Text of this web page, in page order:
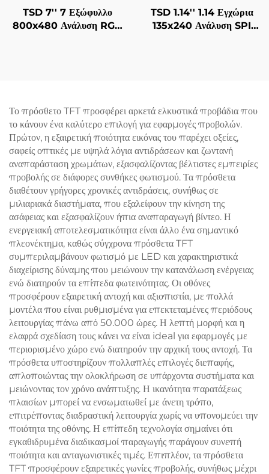
TSD 7'' 7 Εξώφυλλο
800x480 Ανάλυση RGB
TSD 1.14'' 1.14 Εγχώρια
135x240 Ανάλυση SPI
Το πρόσθετο TFT προσφέρει αρκετά ελκυστικά προβάδια που
το κάνουν ένα καλύτερο επιλογή για εφαρμογές προβολών.
Πρώτον, η εξαιρετική ποιότητα εικόνας του παρέχει οξείες,
σαφείς οπτικές με υψηλά λόγια αντιδράσεων και ζωντανή
αναπαράσταση χρωμάτων, εξασφαλίζοντας βέλτιστες εμπειρίες
προβολής σε διάφορες συνθήκες φωτισμού. Τα πρόσθετα
διαθέτουν γρήγορες χρονικές αντιδράσεις, συνήθως σε
μιλιαριακά διαστήματα, που εξαλείφουν την κίνηση της
ασάφειας και εξασφαλίζουν ήπια αναπαραγωγή βίντεο. Η
ενεργειακή αποτελεσματικότητα είναι άλλο ένα σημαντικό
πλεονέκτημα, καθώς σύγχρονα πρόσθετα TFT
συμπεριλαμβάνουν φωτισμό με LED και χαρακτηριστικά
διαχείρισης δύναμης που μειώνουν την κατανάλωση ενέργειας
ενώ διατηρούν τα επίπεδα φωτεινότητας. Οι οθόνες
προσφέρουν εξαιρετική αντοχή και αξιοπιστία, με πολλά
μοντέλα που είναι ρυθμισμένα για επεκτεταμένες περιόδους
λειτουργίας πάνω από 50.000 ώρες. Η λεπτή μορφή και η
ελαφρά σχεδίαση τους κάνει να είναι ideal για εφαρμογές με
περιορισμένο χώρο ενώ διατηρούν την αρχική τους αντοχή. Τα
πρόσθετα υποστηρίζουν πολλαπλές επιλογές διεπαφής,
απλοποιώντας την ολοκλήρωση σε υπάρχοντα συστήματα και
μειώνοντας τον χρόνο ανάπτυξης. Η ικανότητα παρατάξεως
πλαισίων μπορεί να ενσωματωθεί με άνετη τρόπο,
επιτρέποντας διαδραστική λειτουργία χωρίς να υπονομεύει την
ποιότητα της οθόνης. Η επίπεδη τεχνολογία σημαίνει ότι
εγκαθιδρυμένα διαδικασμοί παραγωγής παράγουν συνεπή
ποιότητα και ανταγωνιστικές τιμές. Επιπλέον, τα πρόσθετα
TFT προσφέρουν εξαιρετικές γωνίες προβολής, συνήθως μέχρι